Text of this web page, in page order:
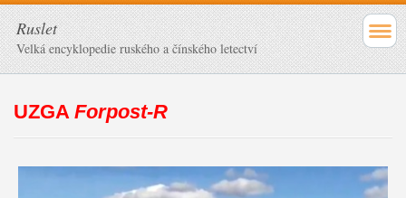
Ruslet
Velká encyklopedie ruského a čínského letectví
UZGA Forpost-R